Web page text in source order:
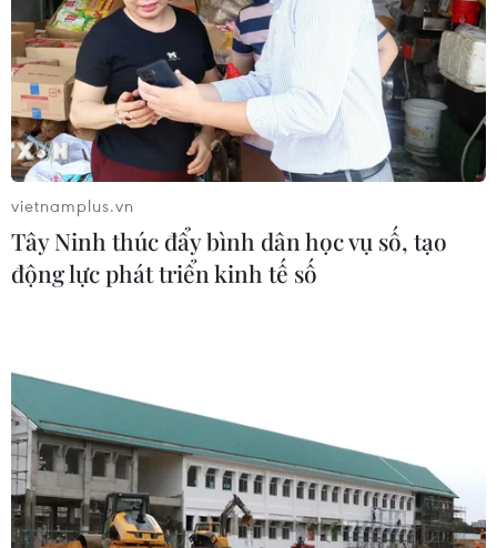
vietnamplus.vn
Tây Ninh thúc đẩy bình dân học vụ số, tạo
động lực phát triển kinh tế số